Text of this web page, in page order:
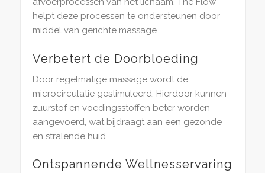
helpt deze processen te ondersteunen door
middel van gerichte massage.
Verbetert de Doorbloeding
Door regelmatige massage wordt de
microcirculatie gestimuleerd. Hierdoor kunnen
zuurstof en voedingsstoffen beter worden
aangevoerd, wat bijdraagt aan een gezonde
en stralende huid.
Ontspannende Wellnesservaring